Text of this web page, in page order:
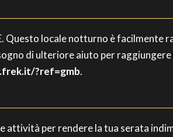
Questo locale notturno è facilmente
di ulteriore aiuto per raggiungere
?ref=gmb.
attività per rendere la tua serata